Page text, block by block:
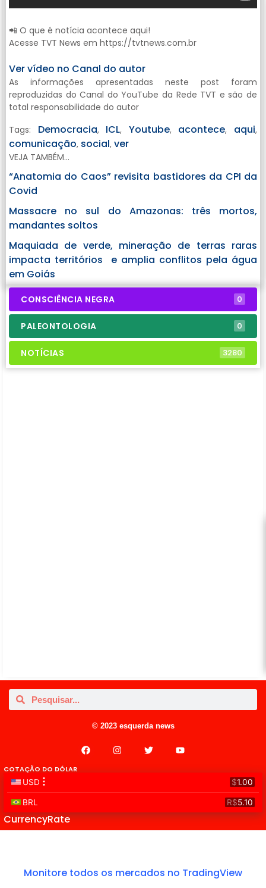
📲 O que é notícia acontece aqui!
Acesse TVT News em https://tvtnews.com.br
Ver vídeo no Canal do autor
As informações apresentadas neste post foram
reproduzidas do Canal do YouTube da Rede TVT e são de
total responsabilidade do autor
Tags: Democracia, ICL, Youtube, acontece, aqui,
comunicação, social, ver
VEJA TAMBÉM...
“Anatomia do Caos” revisita bastidores da CPI da
Covid
Massacre no sul do Amazonas: três mortos,
mandantes soltos
Maquiada de verde, mineração de terras raras
impacta territórios e amplia conflitos pela água
em Goiás
CONSCIÊNCIA NEGRA 0
PALEONTOLOGIA 0
NOTÍCIAS 3280
© 2023 esquerda news
COTAÇÃO DO DÓLAR
CurrencyRate
Monitore todos os mercados no TradingView